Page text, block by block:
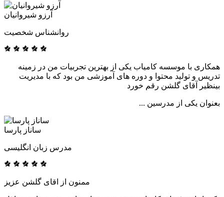
آرزو شیروانیان
روانشناس شخصیت
همکاری با موسسه کامیاب یکی از بهترین تجربیات من در زمینه
تدریس و تولید محتوا و دوره های آموزشی من بود که با مدیریت
بینظیر آقای گلشن رقم خورد
بعنوان یکی از مدرسین ...
ساناز پارسا
مدرس زبان انگلیسی